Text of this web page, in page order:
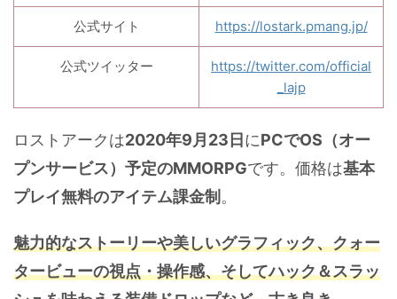
公式サイト https://lostark.pmang.jp/
公式ツイッター
https://twitter.com/official
_lajp
ロストアークは2020年9月23日 にPCでOS（オー
プンサービス）予定のMMORPGです。価格は基本
プレイ無料のアイテム課金制 。
魅力的なストーリーや美しいグラフィック、クォー
タービューの視点・操作感、そしてハック＆スラッ